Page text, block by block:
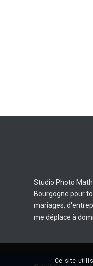
Studio Photo
Bourgogne pour
mariages,
me déplace à
Ce site